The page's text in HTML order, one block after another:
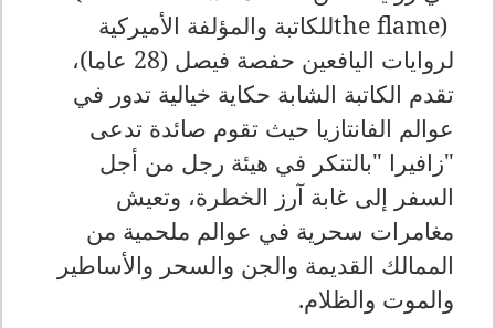
the flame)للكاتبة والمؤلفة الأميركية
لروايات اليافعين حفصة فيصل (28 عاما)،
تقدم الكاتبة الشابة حكاية خيالية تدور في
عوالم الفانتازيا حيث تقوم صائدة تدعى
"زافيرا "بالتنكر في هيئة رجل من أجل
السفر إلى غابة آرز الخطرة، وتعيش
مغامرات سحرية في عوالم ملحمية من
الممالك القديمة والجن والسحر والأساطير
والموت والظلام.